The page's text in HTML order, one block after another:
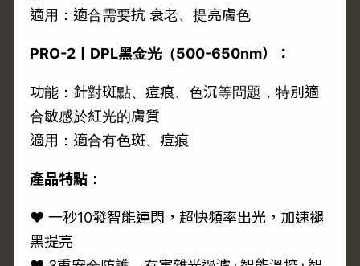
適用：適合需要抗 衰老、提亮膚色
PRO-2丨DPL黑金光（500-650nm）：
功能：針對斑點、痘痕、色沉等問題，特別適
合敏感於紅光的膚質
適用：適合有色斑、痘痕
產品特點：
♥ 一秒10發智能連閃，超快頻率出光，加速褪
黑提亮